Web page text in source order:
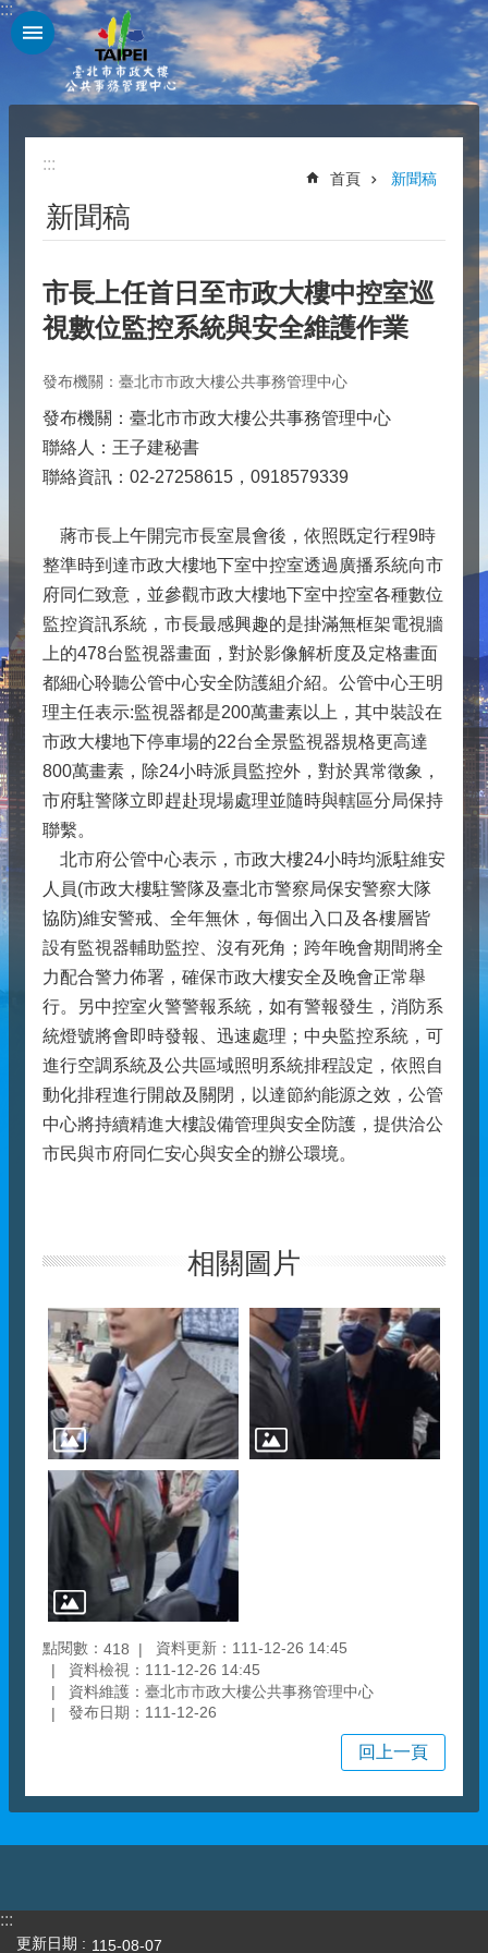
跳到主要內容區塊
:::
:::
首頁 新聞稿
新聞稿
市長上任首日至市政大樓中控室巡
視數位監控系統與安全維護作業
發布機關：臺北市市政大樓公共事務管理中心
發布機關：臺北市市政大樓公共事務管理中心
聯絡人：王子建秘書
聯絡資訊：02-27258615，0918579339
蔣市長上午開完市長室晨會後，依照既定行程9時
整準時到達市政大樓地下室中控室透過廣播系統向市
府同仁致意，並參觀市政大樓地下室中控室各種數位
監控資訊系統，市長最感興趣的是掛滿無框架電視牆
上的478台監視器畫面，對於影像解析度及定格畫面
都細心聆聽公管中心安全防護組介紹。公管中心王明
理主任表示:監視器都是200萬畫素以上，其中裝設在
市政大樓地下停車場的22台全景監視器規格更高達
800萬畫素，除24小時派員監控外，對於異常徵象，
市府駐警隊立即趕赴現場處理並隨時與轄區分局保持
聯繫。
北市府公管中心表示，市政大樓24小時均派駐維安
人員(市政大樓駐警隊及臺北市警察局保安警察大隊
協防)維安警戒、全年無休，每個出入口及各樓層皆
設有監視器輔助監控、沒有死角；跨年晚會期間將全
力配合警力佈署，確保市政大樓安全及晚會正常舉
行。另中控室火警警報系統，如有警報發生，消防系
統燈號將會即時發報、迅速處理；中央監控系統，可
進行空調系統及公共區域照明系統排程設定，依照自
動化排程進行開啟及關閉，以達節約能源之效，公管
中心將持續精進大樓設備管理與安全防護，提供洽公
市民與市府同仁安心與安全的辦公環境。
相關圖片
點閱數： 418
資料更新：111-12-26 14:45
資料檢視：111-12-26 14:45
資料維護：臺北市市政大樓公共事務管理中心
發布日期：111-12-26
回上一頁
:::
更新日期 115-08-07